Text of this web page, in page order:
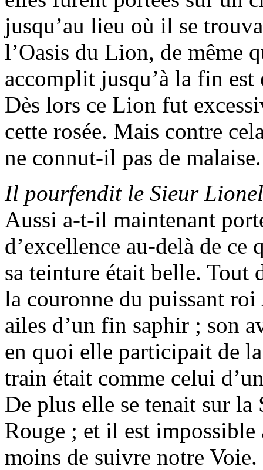
jusqu’au lieu où il se
l’Oasis du Lion, de même
accomplit jusqu’à la fin
Dès lors ce Lion fut
cette rosée. Mais contre
ne connut-il pas de malaise.
Il pourfendit le Sieur
Aussi a-t-il maintenant
d’excellence au-delà de ce
sa teinture était belle. Tout
la couronne du puissant
ailes d’un fin saphir ; son
en quoi elle participait de
train était comme celui
De plus elle se tenait sur la
Rouge ; et il est
moins de suivre notre Voie.